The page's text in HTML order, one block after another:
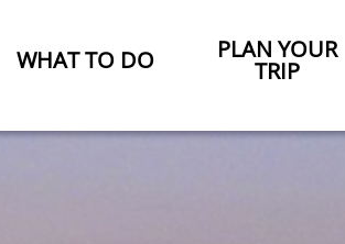
WHAT TO DO PLAN YOUR
TRIP